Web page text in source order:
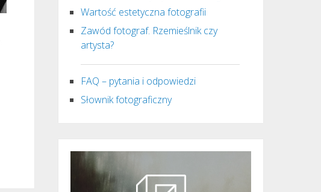
Wartość estetyczna fotografii
Zawód fotograf. Rzemieślnik czy
artysta?
FAQ – pytania i odpowiedzi
Słownik fotograficzny